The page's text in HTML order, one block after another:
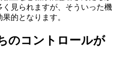
見られますが、そういった機
的となります。
のコントロールが